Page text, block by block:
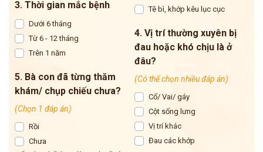
3. Thời gian mắc bệnh
Dưới 6 tháng
Từ 6 - 12 tháng
Trên 1 năm
5. Bà con đã từng thăm
khám/ chụp chiếu chưa?
(Chọn 1 đáp án)
Rồi
Chưa
Tê bì, khớp kêu lục cục
4. Vị trí thường xuyên bị
đau hoặc khó chịu là ở
đâu?
(Có thể chọn nhiều đáp án)
Cổ/ Vai/ gáy
Cột sống lưng
Vị trí khác
Đau các khớp